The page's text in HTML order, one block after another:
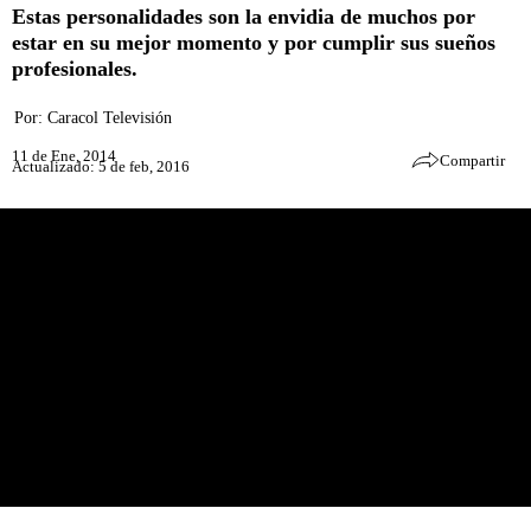
Estas personalidades son la envidia de muchos por
estar en su mejor momento y por cumplir sus sueños
profesionales.
Por: Caracol Televisión
11 de Ene, 2014
Actualizado: 5 de feb, 2016 Compartir